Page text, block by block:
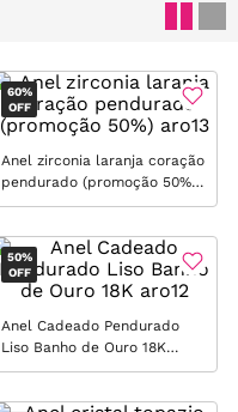
60%
OFF
Anel zirconia laranja coração
pendurado (promoção 50%)
aro13
50%
OFF
Anel Cadeado Pendurado
Liso Banho de Ouro 18K
aro12